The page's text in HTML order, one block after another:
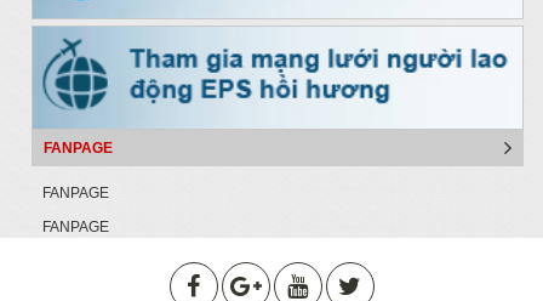
FANPAGE
FANPAGE
FANPAGE